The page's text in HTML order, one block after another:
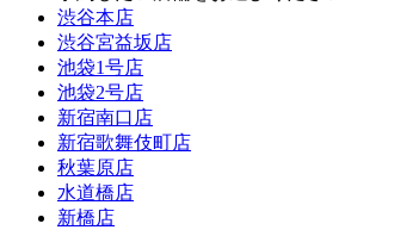
渋谷本店
渋谷宮益坂店
池袋1号店
池袋2号店
新宿南口店
新宿歌舞伎町店
秋葉原店
水道橋店
新橋店